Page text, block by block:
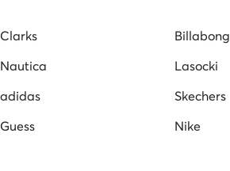
Clarks
Billabong
Nautica
Lasocki
adidas
Skechers
Guess Nike